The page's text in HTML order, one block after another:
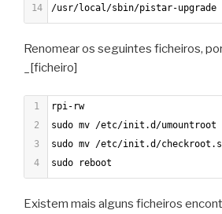
14
/usr/local/sbin/pistar-upgrade
Renomear os seguintes ficheiros,
_[ficheiro]
1
rpi-rw
2
sudo mv /etc/init.d/
3
sudo mv /etc/init.d/
4
sudo reboot
Existem mais alguns ficheiros